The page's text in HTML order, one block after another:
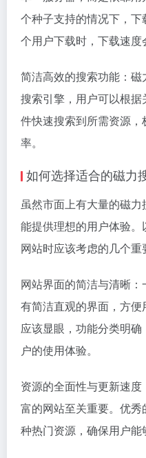
个种子支持的情况下，
个用户下载时，下载速度
简洁高效的搜索功能：
搜索引擎，用户可以根
件快速搜索到所需资源
率。
如何选择适合的磁力
虽然市面上有大量的磁
能提供理想的用户体验
网站时应该考虑的几个重
网站界面的简洁与清晰
有简洁直观的界面，方
应该显眼，功能分类明
户的使用体验。
资源的全面性与更新速
富的网站至关重要。优
种热门资源，确保用户能